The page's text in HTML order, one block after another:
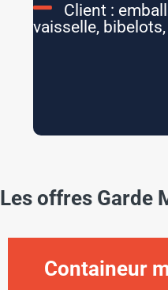
Client :
vaisselle,
Les offres Garde
Containeur